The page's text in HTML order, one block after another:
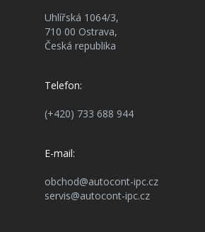
Uhlířská 1064/3,
710 00 Ostrava,
Česká republika
Telefon:
(+420) 733 688 944
E-mail:
obchod@autocont-ipc.cz
servis@autocont-ipc.cz